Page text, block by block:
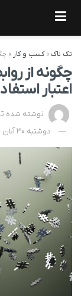
تک ناک»کسب و کار »
چگونه از
اعتبار
نوشته شده
دوشنبه 30 آبان 1401 - 10:17